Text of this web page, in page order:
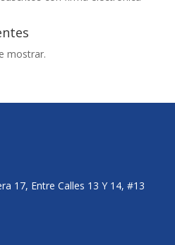
mostrar.
17, Entre Calles 13 Y 14, #13